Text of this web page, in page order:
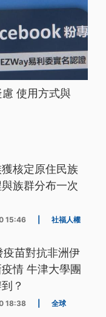
使用方式與
核定原住民族
族群分布一次
15:46 社福人權
疫苗對抗非洲伊
情 牛津大學團
？
18:38 全球